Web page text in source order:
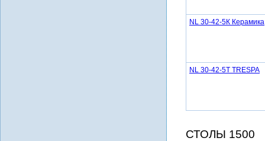
NL 30-42-5К Керамика
NL 30-42-5Т TRESPA
СТОЛЫ 1500